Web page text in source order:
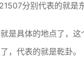
分别代表的就是
是具体的地点了，
，代表的就是乾卦。